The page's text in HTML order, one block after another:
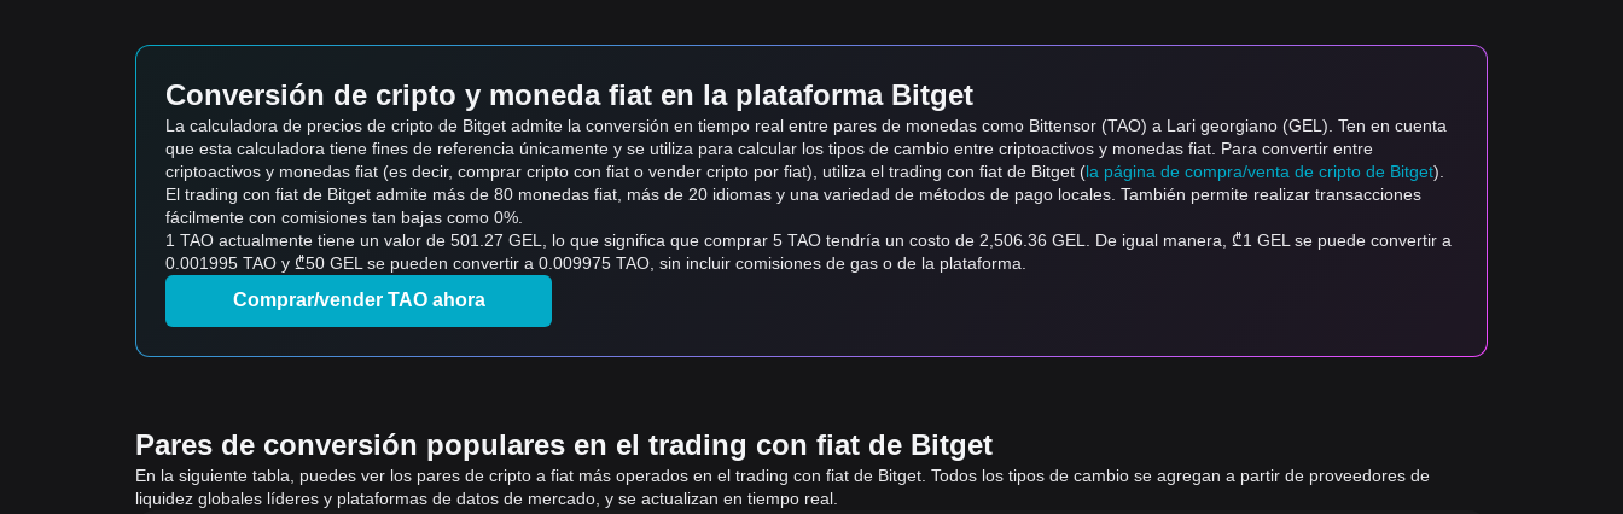
Conversión de cripto y moneda fiat en la plataforma Bitget
La calculadora de precios de cripto de Bitget admite la conversión en tiempo real entre pares de monedas como Bittensor (TAO) a Lari georgiano (GEL). Ten en cuenta
que esta calculadora tiene fines de referencia únicamente y se utiliza para calcular los tipos de cambio entre criptoactivos y monedas fiat. Para convertir entre
criptoactivos y monedas fiat (es decir, comprar cripto con fiat o vender cripto por fiat), utiliza el trading con fiat de Bitget (la página de compra/venta de cripto de Bitget).
El trading con fiat de Bitget admite más de 80 monedas fiat, más de 20 idiomas y una variedad de métodos de pago locales. También permite realizar transacciones
fácilmente con comisiones tan bajas como 0%.
1 TAO actualmente tiene un valor de 501.27 GEL, lo que significa que comprar 5 TAO tendría un costo de 2,506.36 GEL. De igual manera, ₾1 GEL se puede convertir a
0.001995 TAO y ₾50 GEL se pueden convertir a 0.009975 TAO, sin incluir comisiones de gas o de la plataforma.
Comprar/vender TAO ahora
Pares de conversión populares en el trading con fiat de Bitget
En la siguiente tabla, puedes ver los pares de cripto a fiat más operados en el trading con fiat de Bitget. Todos los tipos de cambio se agregan a partir de proveedores de
liquidez globales líderes y plataformas de datos de mercado, y se actualizan en tiempo real.